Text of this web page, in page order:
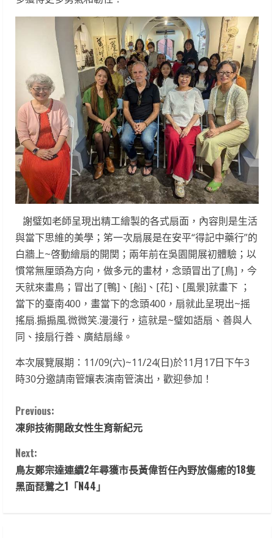
謝璧如老師呈現出精工繪製的各式扇面，內容則是生活
與當下思維的美學；笫一次扇展是在安平“得記中藥行”的
白牆上~啓動繪扇的開関；兩年前在吳園開展初體驗；以
慣常無厘頭為方向，做多元的畫材，念頭冒出了[鳥]，今
天就來畫鳥；冒出了[鴨]、[船]、[花]、[風景]就畫下 ；
當下的臺南400，畫當下的念頭400，扇就此呈現出~摇
搖扇.搧搧風.微微笑.漫漫行，這就是~璧如語扇、善與人
同、接扇行善、廣結扇緣。
本次展覽展期：11/09(六)~11/24(日)於11月17日下午3
時30分邀請南管孃表演南管演出，歡迎參加！
C
o
n
t
Previous:
凍卵技術開啟女性生育新紀元
Next:
鳥友鄭宗達連續2年尋獲市長黃偉哲任內野放傷癒的18隻
黑面琵鷺之1「N44」